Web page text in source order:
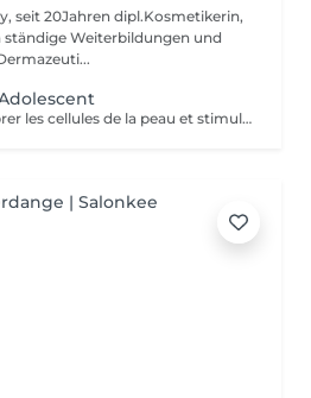
seit 20Jahren dipl.Kosmetikerin,
ständige Weiterbildungen und
Les ondes émises font vibrer les cellules de la peau et stimulent ainsi les processus de rajeunissement, de régénération et de réparation de la peau. - Traitement adapté à chaque besoin de la peau - Ultrasons continus et pulsés - Traitement combiné par lumière LED - Micro-massage de la peau - Décongestionnant - Amélioration de l'absorption des principes actifs - Amélioration ciblée de l'aspect de la peau. - Réduction des rides et ridules - Renforcement des tissus - Réduction des signes du vieillissement chronologique de la peau